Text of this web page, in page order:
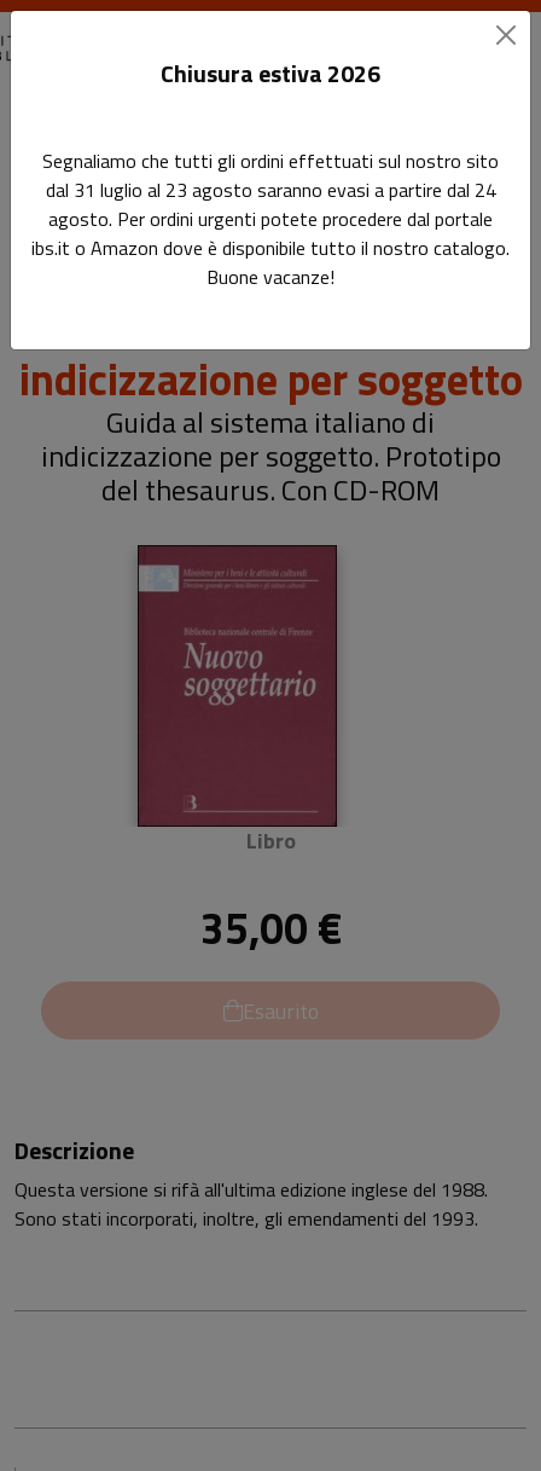
Nuovo soggettario. Guida al sistema italiano di indicizzazione
per soggetto
Nuovo soggettario. Guida
indicizzazione per soggetto
Guida al sistema italiano di
indicizzazione per soggetto. Prototipo
del thesaurus. Con CD-ROM
Libro
35,00 €
Esaurito
Descrizione
Questa versione si rifà all'ultima edizione inglese del 1988.
Sono stati incorporati, inoltre, gli emendamenti del 1993.
Chiusura estiva 2026
Segnaliamo che tutti gli ordini effettuati sul nostro sito
dal 31 luglio al 23 agosto saranno evasi a partire dal 24
agosto. Per ordini urgenti potete procedere dal portale
ibs.it o Amazon dove è disponibile tutto il nostro catalogo.
Buone vacanze!